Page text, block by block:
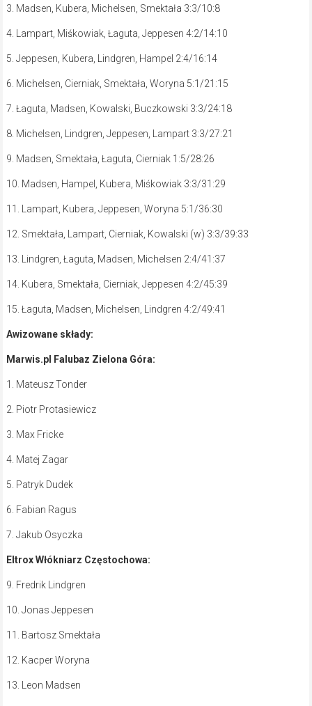
3. Madsen, Kubera, Michelsen, Smektała 3:3/10:8
4. Lampart, Miśkowiak, Łaguta, Jeppesen 4:2/14:10
5. Jeppesen, Kubera, Lindgren, Hampel 2:4/16:14
6. Michelsen, Cierniak, Smektała, Woryna 5:1/21:15
7. Łaguta, Madsen, Kowalski, Buczkowski 3:3/24:18
8. Michelsen, Lindgren, Jeppesen, Lampart 3:3/27:21
9. Madsen, Smektała, Łaguta, Cierniak 1:5/28:26
10. Madsen, Hampel, Kubera, Miśkowiak 3:3/31:29
11. Lampart, Kubera, Jeppesen, Woryna 5:1/36:30
12. Smektała, Lampart, Cierniak, Kowalski (w) 3:3/39:33
13. Lindgren, Łaguta, Madsen, Michelsen 2:4/41:37
14. Kubera, Smektała, Cierniak, Jeppesen 4:2/45:39
15. Łaguta, Madsen, Michelsen, Lindgren 4:2/49:41
Awizowane składy:
Marwis.pl Falubaz Zielona Góra:
1. Mateusz Tonder
2. Piotr Protasiewicz
3. Max Fricke
4. Matej Zagar
5. Patryk Dudek
6. Fabian Ragus
7. Jakub Osyczka
Eltrox Włókniarz Częstochowa:
9. Fredrik Lindgren
10. Jonas Jeppesen
11. Bartosz Smektała
12. Kacper Woryna
13. Leon Madsen